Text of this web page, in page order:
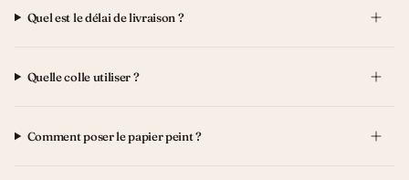
Quel est le délai de livraison ?
Quelle colle utiliser ?
Comment poser le papier peint ?